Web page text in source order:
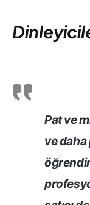
Pat ve
ve